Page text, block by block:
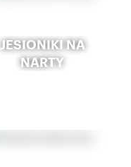
JESIONIKI NA
NARTY